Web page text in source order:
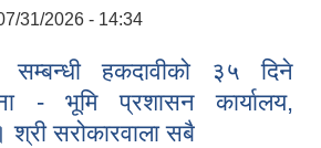
31/2026 - 14:34
सम्बन्धमा । श्री सरोकारवाला सबै
सम्बन्धी हकदावीको ३५ दिने
- भूमि प्रशासन कार्यालय,
श्री सरोकारवाला सबै